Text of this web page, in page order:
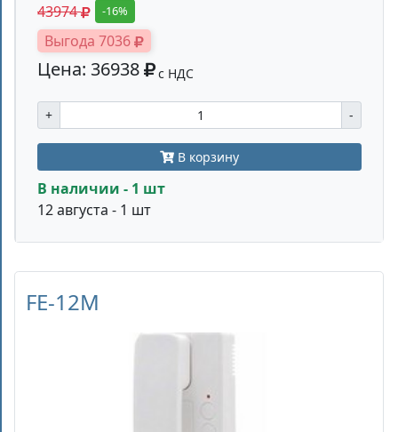
43974 -16%
Выгода 7036
Цена: 36938 с НДС
+ -
В корзину
В наличии - 1 шт
12 августа - 1 шт
FE-12M